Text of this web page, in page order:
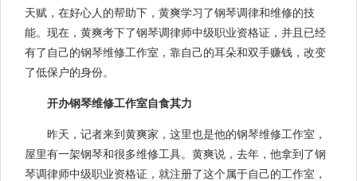
天赋，在好心人的帮助下，黄爽学习了钢琴调律和维修的技
能。现在，黄爽考下了钢琴调律师中级职业资格证，并且已经
有了自己的钢琴维修工作室，靠自己的耳朵和双手赚钱，改变
了低保户的身份。
开办钢琴维修工作室自食其力
昨天，记者来到黄爽家，这里也是他的钢琴维修工作室，
屋里有一架钢琴和很多维修工具。黄爽说，去年，他拿到了钢
琴调律师中级职业资格证，就注册了这个属于自己的工作室，